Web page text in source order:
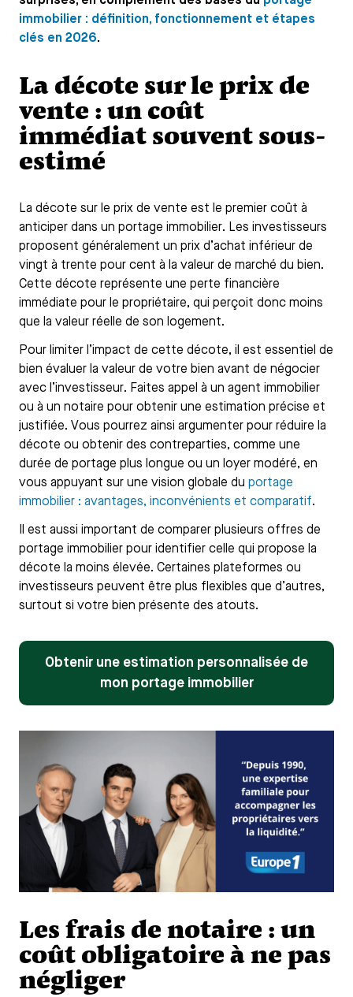
immobilier : définition, fonctionnement et étapes
clés en 2026.
La décote sur le prix de
vente : un coût
immédiat souvent sous-
estimé
La décote sur le prix de vente est le premier coût à
anticiper dans un portage immobilier. Les investisseurs
proposent généralement un prix d’achat inférieur de
vingt à trente pour cent à la valeur de marché du bien.
Cette décote représente une perte financière
immédiate pour le propriétaire, qui perçoit donc moins
que la valeur réelle de son logement.
Pour limiter l’impact de cette décote, il est essentiel de
bien évaluer la valeur de votre bien avant de négocier
avec l’investisseur. Faites appel à un agent immobilier
ou à un notaire pour obtenir une estimation précise et
justifiée. Vous pourrez ainsi argumenter pour réduire la
décote ou obtenir des contreparties, comme une
durée de portage plus longue ou un loyer modéré, en
vous appuyant sur une vision globale du portage
immobilier : avantages, inconvénients et comparatif.
Il est aussi important de comparer plusieurs offres de
portage immobilier pour identifier celle qui propose la
décote la moins élevée. Certaines plateformes ou
investisseurs peuvent être plus flexibles que d’autres,
surtout si votre bien présente des atouts.
Obtenir une estimation personnalisée de
mon portage immobilier
Les frais de notaire : un
coût obligatoire à ne pas
négliger